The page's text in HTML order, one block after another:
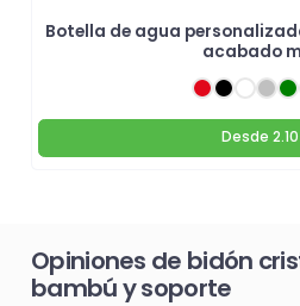
Botella de agua
acabado
Desde
Opiniones de bidón
bambú y soporte